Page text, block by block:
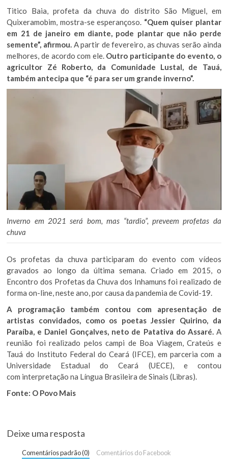
Titico Baia, profeta da chuva do distrito São Miguel, em
Quixeramobim, mostra-se esperançoso. “Quem quiser plantar
em 21 de janeiro em diante, pode plantar que não perde
semente”, afirmou. A partir de fevereiro, as chuvas serão ainda
melhores, de acordo com ele. Outro participante do evento, o
agricultor Zé Roberto, da Comunidade Lustal, de Tauá,
também antecipa que “é para ser um grande inverno”.
Inverno em 2021 será bom, mas “tardio”, preveem profetas da
chuva
Os profetas da chuva participaram do evento com vídeos
gravados ao longo da última semana. Criado em 2015, o
Encontro dos Profetas da Chuva dos Inhamuns foi realizado de
forma on-line, neste ano, por causa da pandemia de Covid-19.
A programação também contou com apresentação de
artistas convidados, como os poetas Jessier Quirino, da
Paraíba, e Daniel Gonçalves, neto de Patativa do Assaré.A
reunião foi realizado pelos campi de Boa Viagem, Crateús e
Tauá do Instituto Federal do Ceará (IFCE), em parceria com a
Universidade Estadual do Ceará (UECE), e contou
com interpretação na Língua Brasileira de Sinais (Libras).
Fonte: O Povo Mais
Deixe uma resposta
Comentários padrão (0) Comentários do Facebook